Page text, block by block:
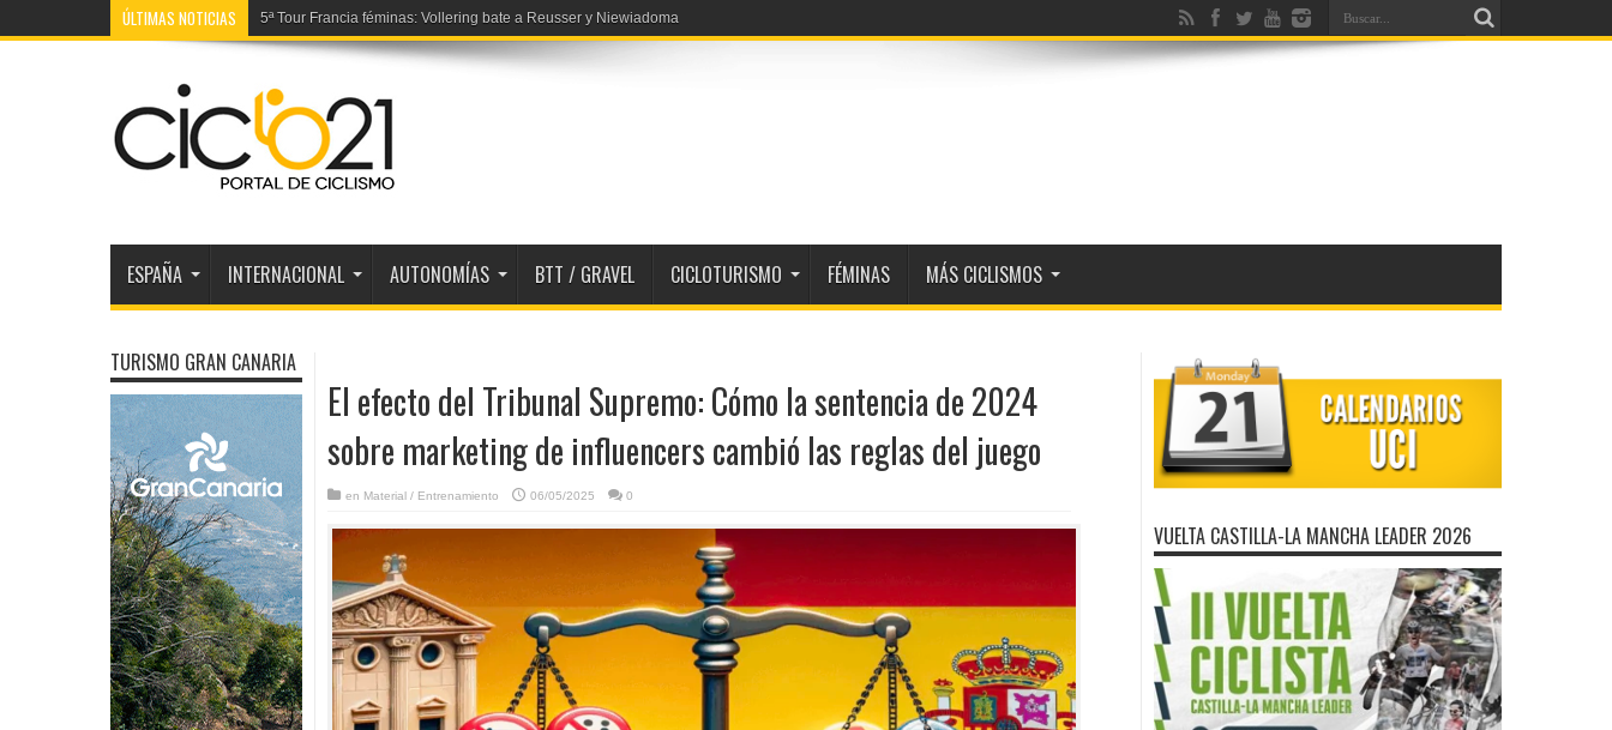
ÚLTIMAS NOTICIAS 5ª Tour Francia féminas: Vollering bate a Reusser y Niewiadoma
ESPAÑA INTERNACIONAL AUTONOMÍAS BTT / GRAVEL CICLOTURISMO FÉMINAS MÁS CICLISMOS
El efecto del Tribunal Supremo: Cómo la sentencia de 2024
sobre marketing de influencers cambió las reglas del juego
en Material / Entrenamiento 06/05/2025 0
TURISMO GRAN CANARIA
VUELTA CASTILLA-LA MANCHA LEADER 2026